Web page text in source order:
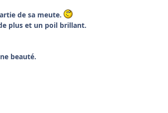
de sa meute.
plus et un poil brillant.
beauté.